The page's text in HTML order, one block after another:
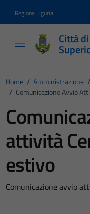
Regione Liguria
Città
Home / Amministrazione /
/ Comunicazione Avvio
attività
estivo
Comunicazione avvio